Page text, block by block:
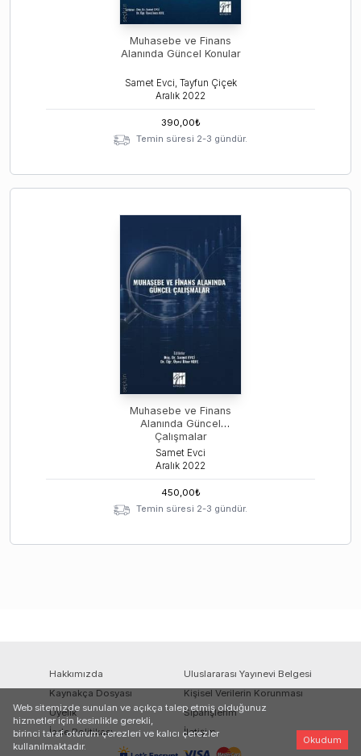
Muhasebe ve Finans
Alanında Güncel Konular
Samet Evci, Tayfun Çiçek
Aralık 2022
390,00₺
Temin süresi 2-3 gündür.
Muhasebe ve Finans
Alanında Güncel
Çalışmalar
Samet Evci
Aralık 2022
450,00₺
Temin süresi 2-3 gündür.
Hakkımızda
Uluslararası Yayınevi Belgesi
Kaynakça Dosyası
Kişisel Verilerin Korunması
Üyelik
Siparişlerim
İade Politikası
İletişim
Web sitemizde sunulan ve açıkça talep etmiş olduğunuz
hizmetler için kesinlikle gerekli,
birinci taraf oturum çerezleri ve kalıcı çerezler
kullanılmaktadır.
Okudum